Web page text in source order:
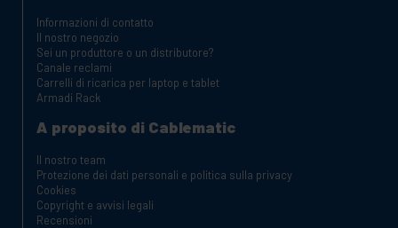
Informazioni di contatto
Il nostro negozio
Sei un produttore o un distributore?
Canale reclami
Carrelli di ricarica per laptop e tablet
Armadi Rack
A proposito di Cablematic
Il nostro team
Protezione dei dati personali e politica sulla privacy
Cookies
Copyright e avvisi legali
Recensioni